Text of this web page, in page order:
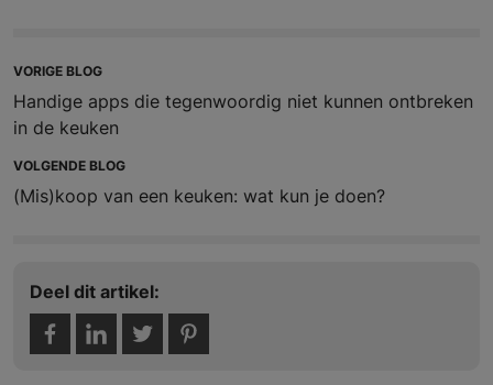
VORIGE BLOG
Handige apps die tegenwoordig niet kunnen ontbreken
in de keuken
VOLGENDE BLOG
(Mis)koop van een keuken: wat kun je doen?
Deel dit artikel: